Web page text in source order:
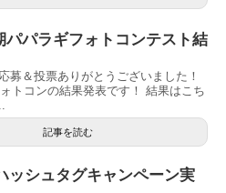
パパラギフォトコンテスト結
募＆投票ありがとうございました！
トコンの結果発表です！ 結果はこち
記事を読む
ッシュタグキャンペーン実